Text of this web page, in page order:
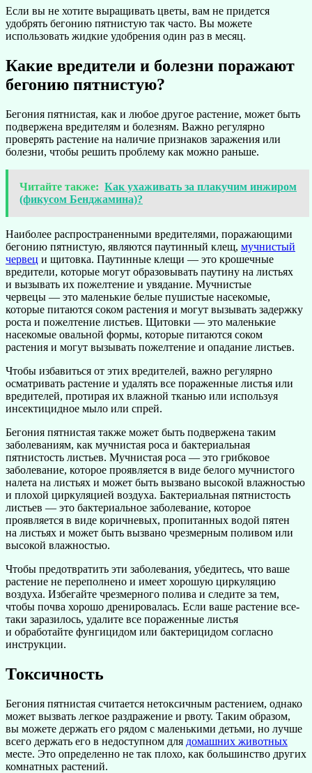
Если вы не хотите выращивать цветы, вам не придется
удобрять бегонию пятнистую так часто. Вы можете
использовать жидкие удобрения один раз в месяц.
Какие вредители и болезни поражают
бегонию пятнистую?
Бегония пятнистая, как и любое другое растение, может быть
подвержена вредителям и болезням. Важно регулярно
проверять растение на наличие признаков заражения или
болезни, чтобы решить проблему как можно раньше.
Читайте также: Как ухаживать за плакучим инжиром
(фикусом Бенджамина)?
Наиболее распространенными вредителями, поражающими
бегонию пятнистую, являются паутинный клещ, мучнистый
червец и щитовка. Паутинные клещи — это крошечные
вредители, которые могут образовывать паутину на листьях
и вызывать их пожелтение и увядание. Мучнистые
червецы — это маленькие белые пушистые насекомые,
которые питаются соком растения и могут вызывать задержку
роста и пожелтение листьев. Щитовки — это маленькие
насекомые овальной формы, которые питаются соком
растения и могут вызывать пожелтение и опадание листьев.
Чтобы избавиться от этих вредителей, важно регулярно
осматривать растение и удалять все пораженные листья или
вредителей, протирая их влажной тканью или используя
инсектицидное мыло или спрей.
Бегония пятнистая также может быть подвержена таким
заболеваниям, как мучнистая роса и бактериальная
пятнистость листьев. Мучнистая роса — это грибковое
заболевание, которое проявляется в виде белого мучнистого
налета на листьях и может быть вызвано высокой влажностью
и плохой циркуляцией воздуха. Бактериальная пятнистость
листьев — это бактериальное заболевание, которое
проявляется в виде коричневых, пропитанных водой пятен
на листьях и может быть вызвано чрезмерным поливом или
высокой влажностью.
Чтобы предотвратить эти заболевания, убедитесь, что ваше
растение не переполнено и имеет хорошую циркуляцию
воздуха. Избегайте чрезмерного полива и следите за тем,
чтобы почва хорошо дренировалась. Если ваше растение все-
таки заразилось, удалите все пораженные листья
и обработайте фунгицидом или бактерицидом согласно
инструкции.
Токсичность
Бегония пятнистая считается нетоксичным растением, однако
может вызвать легкое раздражение и рвоту. Таким образом,
вы можете держать его рядом с маленькими детьми, но лучше
всего держать его в недоступном для домашних животных
месте. Это определенно не так плохо, как большинство других
комнатных растений.